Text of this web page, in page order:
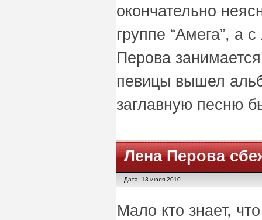
окончательно
группе “Амега”, а
Перова
певицы вышел
заглавную песню
Лена Перова
Дата: 13 июля 2010
Мало кто знает,